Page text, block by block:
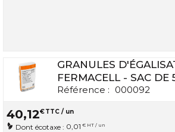
GRANULES
FERMACELL - SAC DE
Référence : 000092
40,12€TTC / un
Dont écotaxe : 0,01 € HT / un